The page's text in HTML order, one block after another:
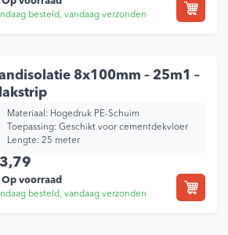
besteld, vandaag verzonden
8x100mm – 25m1 –
Materiaal: Hogedruk PE-Schuim
Toepassing: Geschikt voor cementdekvloer
Lengte: 25 meter
Op voorraad
besteld, vandaag verzonden